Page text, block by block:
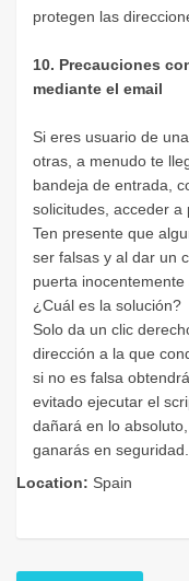
protegen las
10. Precauciones
mediante el email
Si eres usuario de
otras, a menudo te
bandeja de entrada,
solicitudes, acceder a
Ten presente que
ser falsas y al dar un
puerta inocentemente
¿Cuál es la solución?
Solo da un clic
dirección a la que
si no es falsa
evitado ejecutar el
dañará en lo
ganarás en seguridad.
Location: Spain